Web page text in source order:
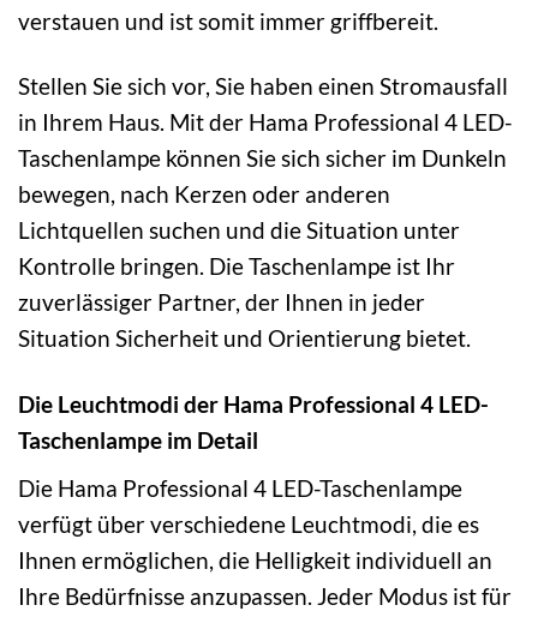
verstauen und ist somit immer griffbereit.
Stellen Sie sich vor, Sie haben einen Stromausfall
in Ihrem Haus. Mit der Hama Professional 4 LED-
Taschenlampe können Sie sich sicher im Dunkeln
bewegen, nach Kerzen oder anderen
Lichtquellen suchen und die Situation unter
Kontrolle bringen. Die Taschenlampe ist Ihr
zuverlässiger Partner, der Ihnen in jeder
Situation Sicherheit und Orientierung bietet.
Die Leuchtmodi der Hama Professional 4 LED-
Taschenlampe im Detail
Die Hama Professional 4 LED-Taschenlampe
verfügt über verschiedene Leuchtmodi, die es
Ihnen ermöglichen, die Helligkeit individuell an
Ihre Bedürfnisse anzupassen. Jeder Modus ist für